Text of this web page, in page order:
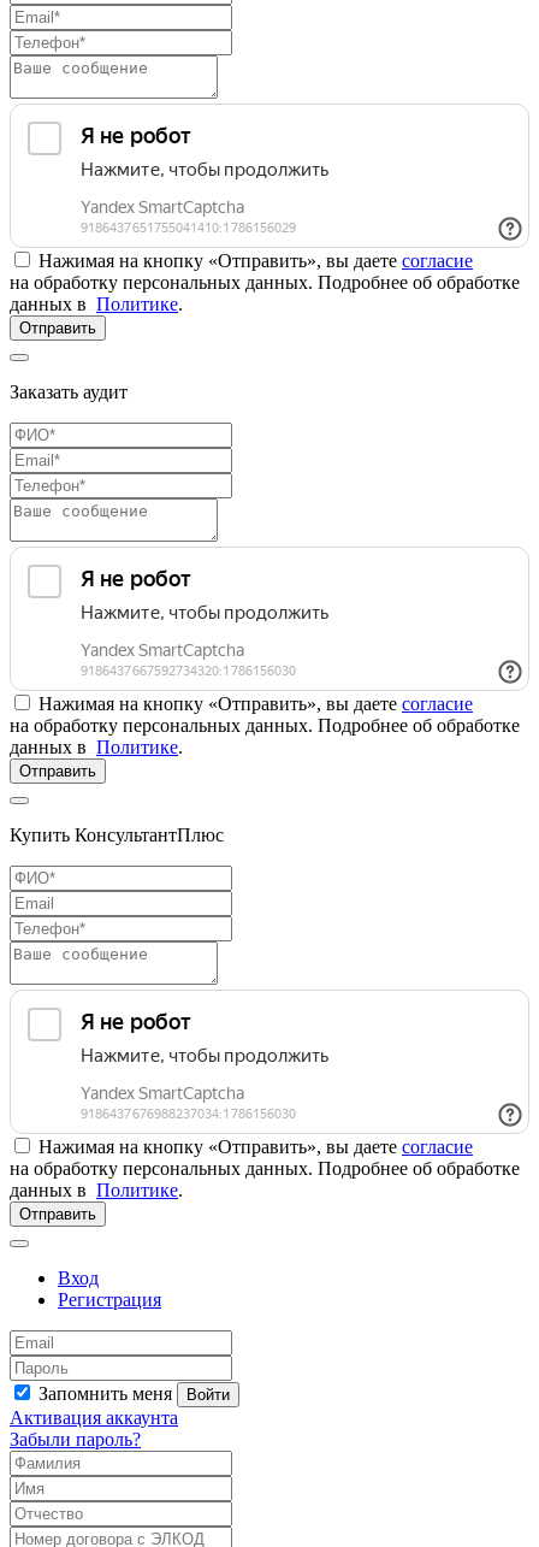
Нажимая на кнопку «Отправить», вы даете согласие
на обработку персональных данных. Подробнее об обработке
данных в Политике.
Отправить
Заказать аудит
Нажимая на кнопку «Отправить», вы даете согласие
на обработку персональных данных. Подробнее об обработке
данных в Политике.
Отправить
Купить КонсультантПлюс
Нажимая на кнопку «Отправить», вы даете согласие
на обработку персональных данных. Подробнее об обработке
данных в Политике.
Отправить
Вход
Регистрация
Запомнить меня Войти
Активация аккаунта
Забыли пароль?